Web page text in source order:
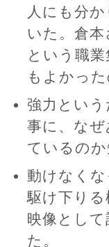
人にも分
いた。倉
という職
もよかっ
強力とい
事に、な
ているのか
動けなく
駆け下りる
映像とし
た。